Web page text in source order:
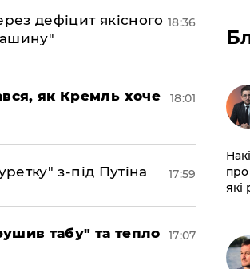
дефіцит якісного 18:36
як Кремль хоче
18:01
з-під Путіна 17:59
табу" та тепло
17:07
про
які